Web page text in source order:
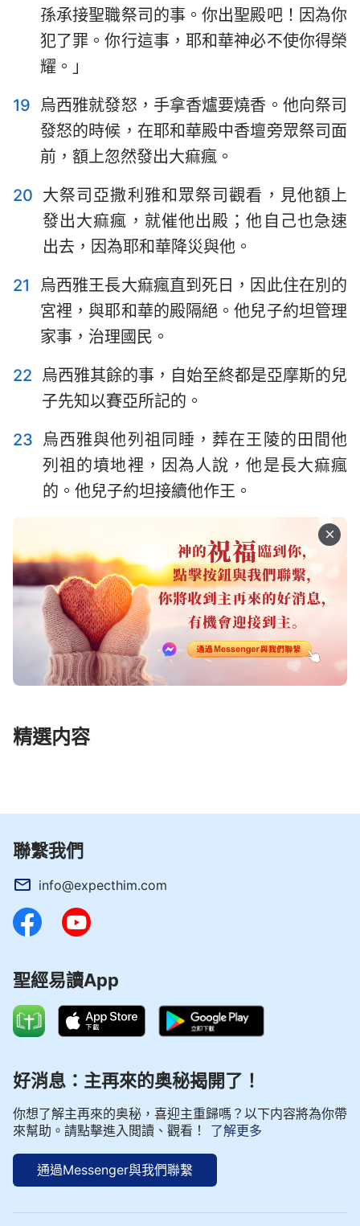
孫承接聖職祭司的事。你出聖殿吧！因為你
犯了罪。你行這事，耶和華神必不使你得榮
耀。」
19 烏西雅就發怒，手拿香爐要燒香。他向祭司
發怒的時候，在耶和華殿中香壇旁眾祭司面
前，額上忽然發出大痲瘋。
20 大祭司亞撒利雅和眾祭司觀看，見他額上
發出大痲瘋，就催他出殿；他自己也急速
出去，因為耶和華降災與他。
21
烏西雅王長大痲瘋直到死日，因此住在別的
宮裡，與耶和華的殿隔絕。他兒子約坦管理
家事，治理國民。
22 烏西雅其餘的事，自始至終都是亞摩斯的兒
子先知以賽亞所記的。
23 烏西雅與他列祖同睡，葬在王陵的田間他
列祖的墳地裡，因為人說，他是長大痲瘋
的。他兒子約坦接續他作王。
精選内容
聯繫我們
info@expecthim.com
聖經易讀App
好消息：主再來的奥秘揭開了！
你想了解主再來的奥秘，喜迎主重歸嗎？以下内容將為你帶
來幫助。請點擊進入閲讀、觀看！
了解更多
通過Messenger與我們聯繫